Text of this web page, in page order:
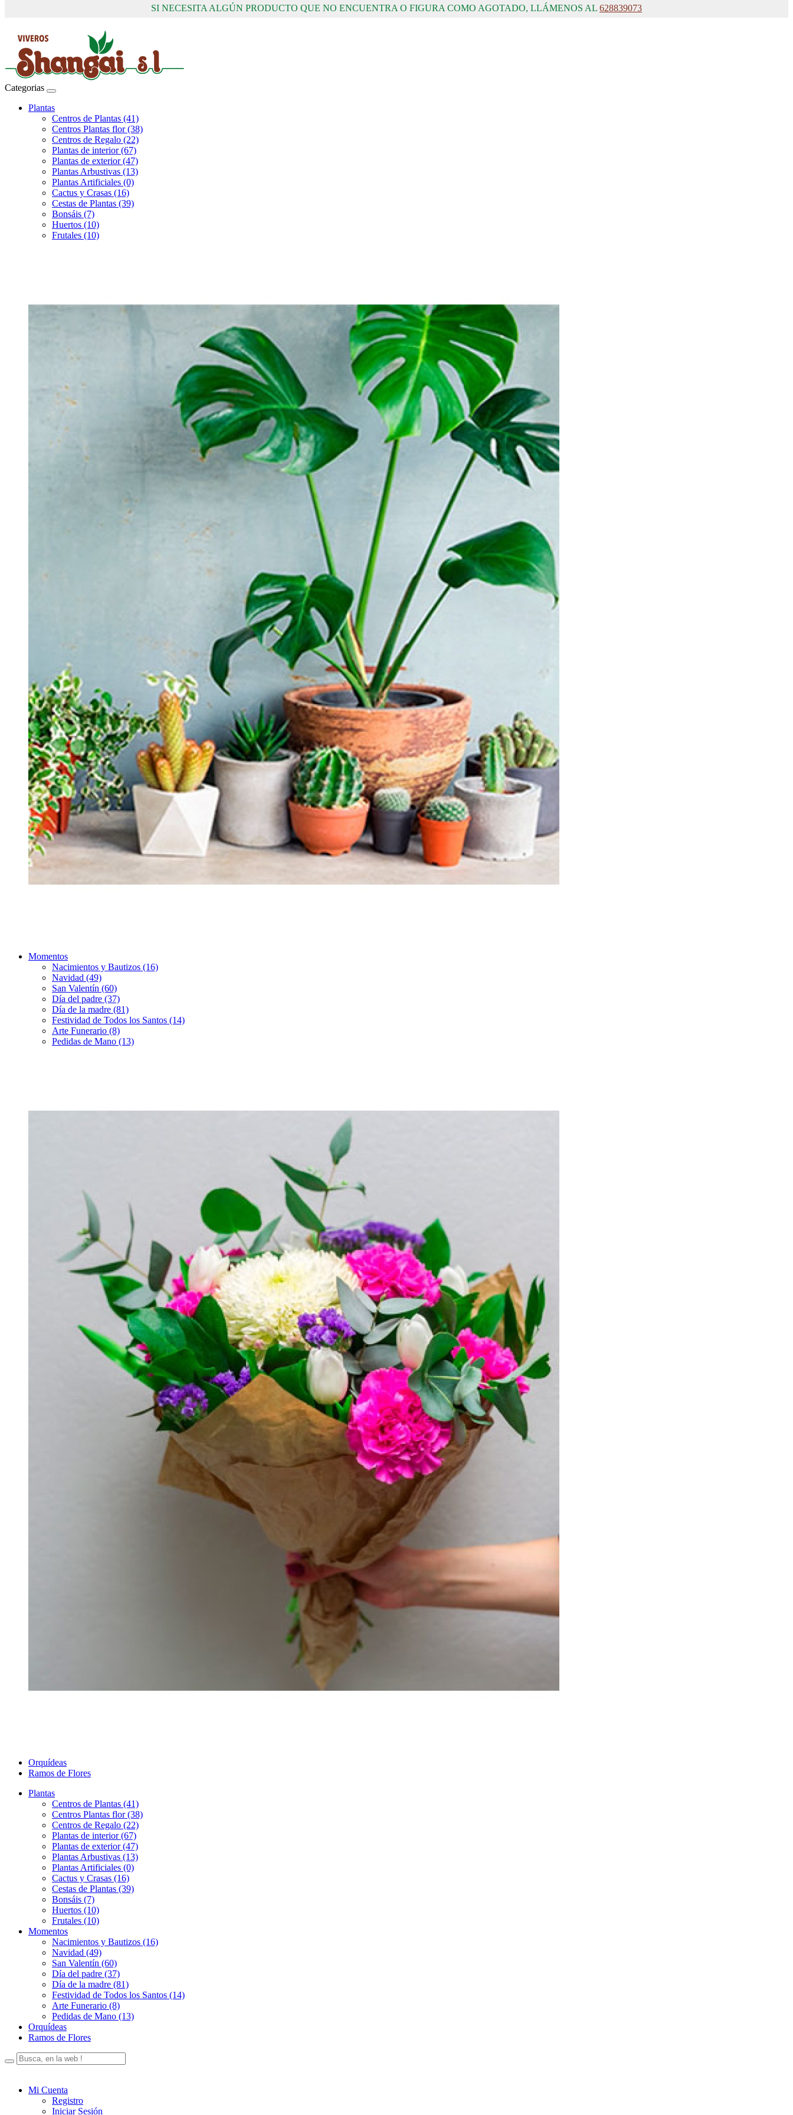
SI NECESITA ALGÚN PRODUCTO QUE NO ENCUENTRA O FIGURA COMO AGOTADO, LLÁMENOS AL 628839073
Categorias
Plantas
Centros de Plantas (41)
Centros Plantas flor (38)
Centros de Regalo (22)
Plantas de interior (67)
Plantas de exterior (47)
Plantas Arbustivas (13)
Plantas Artificiales (0)
Cactus y Crasas (16)
Cestas de Plantas (39)
Bonsáis (7)
Huertos (10)
Frutales (10)
Momentos
Nacimientos y Bautizos (16)
Navidad (49)
San Valentín (60)
Día del padre (37)
Día de la madre (81)
Festividad de Todos los Santos (14)
Arte Funerario (8)
Pedidas de Mano (13)
Orquídeas
Ramos de Flores
Plantas
Centros de Plantas (41)
Centros Plantas flor (38)
Centros de Regalo (22)
Plantas de interior (67)
Plantas de exterior (47)
Plantas Arbustivas (13)
Plantas Artificiales (0)
Cactus y Crasas (16)
Cestas de Plantas (39)
Bonsáis (7)
Huertos (10)
Frutales (10)
Momentos
Nacimientos y Bautizos (16)
Navidad (49)
San Valentín (60)
Día del padre (37)
Día de la madre (81)
Festividad de Todos los Santos (14)
Arte Funerario (8)
Pedidas de Mano (13)
Orquídeas
Ramos de Flores
Mi Cuenta
Registro
Iniciar Sesión